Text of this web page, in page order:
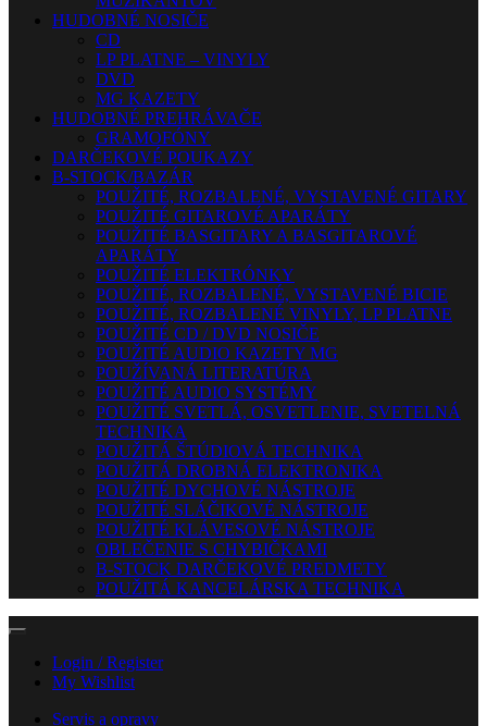
HUDOBNÉ NOSIČE
CD
LP PLATNE – VINYLY
DVD
MG KAZETY
HUDOBNÉ PREHRÁVAČE
GRAMOFÓNY
DARČEKOVÉ POUKAZY
B-STOCK/BAZÁR
POUŽITÉ, ROZBALENÉ, VYSTAVENÉ GITARY
POUŽITÉ GITAROVÉ APARÁTY
POUŽITÉ BASGITARY A BASGITAROVÉ
APARÁTY
POUŽITÉ ELEKTRÓNKY
POUŽITÉ, ROZBALENÉ, VYSTAVENÉ BICIE
POUŽITÉ, ROZBALENÉ VINYLY, LP PLATNE
POUŽITÉ CD / DVD NOSIČE
POUŽITÉ AUDIO KAZETY MG
POUŽÍVANÁ LITERATÚRA
POUŽITÉ AUDIO SYSTÉMY
POUŽITÉ SVETLÁ, OSVETLENIE, SVETELNÁ
TECHNIKA
POUŽITÁ ŠTÚDIOVÁ TECHNIKA
POUŽITÁ DROBNÁ ELEKTRONIKA
POUŽITÉ DYCHOVÉ NÁSTROJE
POUŽITÉ SLÁČIKOVÉ NÁSTROJE
POUŽITÉ KLÁVESOVÉ NÁSTROJE
OBLEČENIE S CHYBIČKAMI
B-STOCK DARČEKOVÉ PREDMETY
POUŽITÁ KANCELÁRSKA TECHNIKA
Login / Register
My Wishlist
Servis a opravy